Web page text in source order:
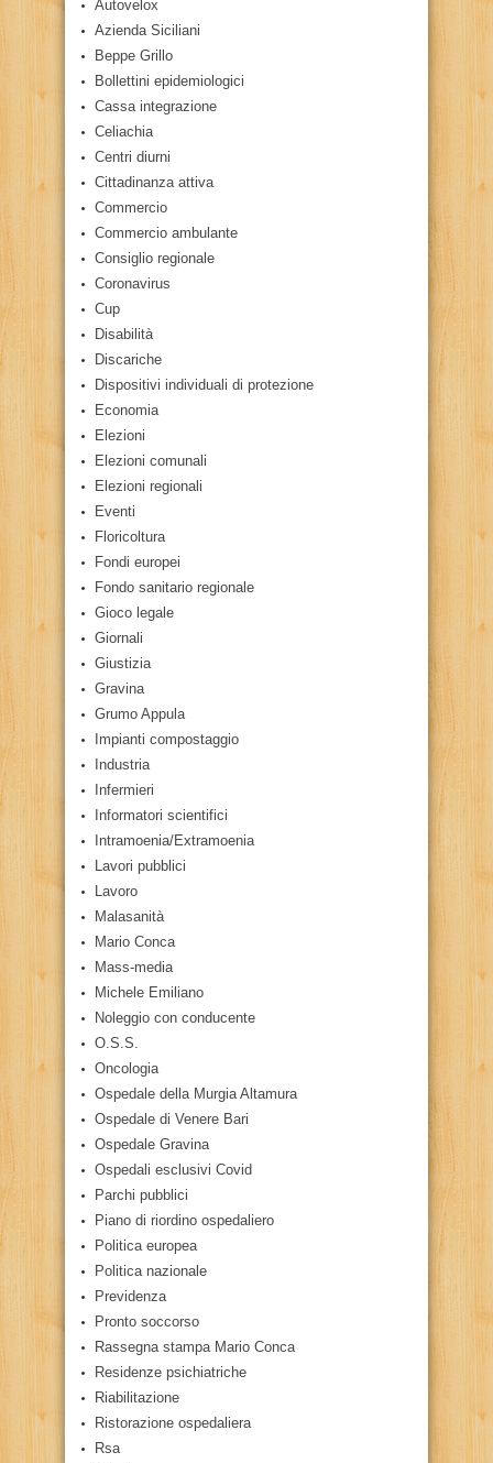
Autovelox
Azienda Siciliani
Beppe Grillo
Bollettini epidemiologici
Cassa integrazione
Celiachia
Centri diurni
Cittadinanza attiva
Commercio
Commercio ambulante
Consiglio regionale
Coronavirus
Cup
Disabilità
Discariche
Dispositivi individuali di protezione
Economia
Elezioni
Elezioni comunali
Elezioni regionali
Eventi
Floricoltura
Fondi europei
Fondo sanitario regionale
Gioco legale
Giornali
Giustizia
Gravina
Grumo Appula
Impianti compostaggio
Industria
Infermieri
Informatori scientifici
Intramoenia/Extramoenia
Lavori pubblici
Lavoro
Malasanità
Mario Conca
Mass-media
Michele Emiliano
Noleggio con conducente
O.S.S.
Oncologia
Ospedale della Murgia Altamura
Ospedale di Venere Bari
Ospedale Gravina
Ospedali esclusivi Covid
Parchi pubblici
Piano di riordino ospedaliero
Politica europea
Politica nazionale
Previdenza
Pronto soccorso
Rassegna stampa Mario Conca
Residenze psichiatriche
Riabilitazione
Ristorazione ospedaliera
Rsa